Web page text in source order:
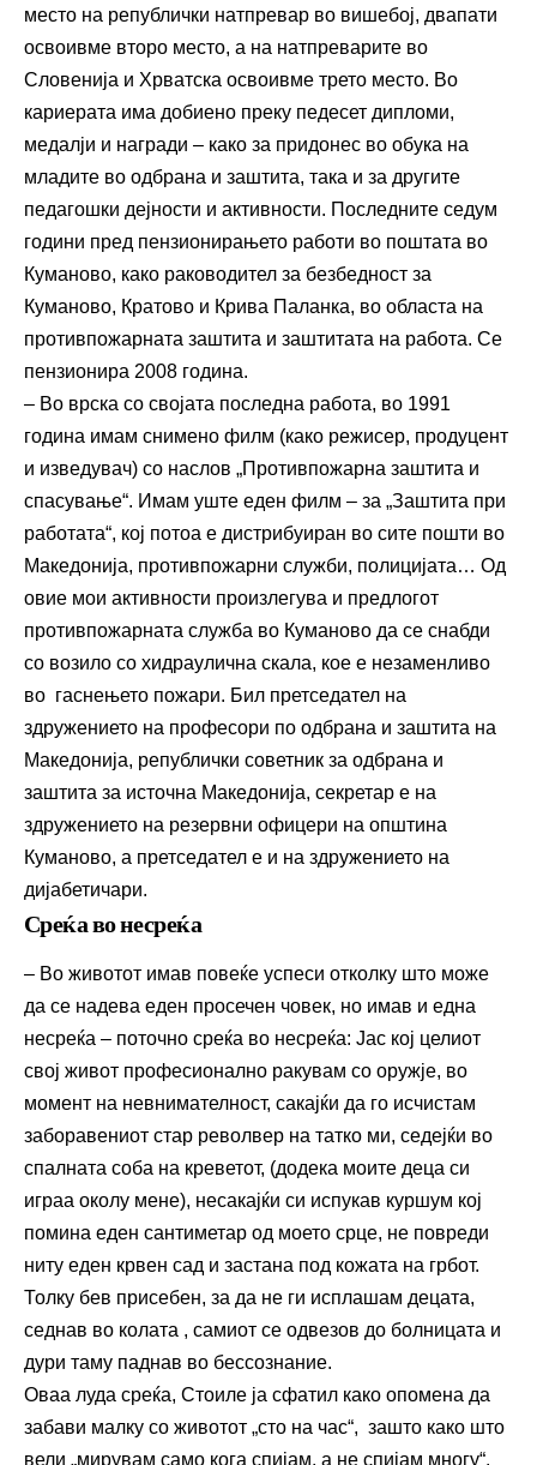
место на републички натпревар во вишебој, двапати
освоивме второ место, а на натпреварите во
Словенија и Хрватска освоивме трето место. Во
кариерата има добиено преку педесет дипломи,
медалји и награди – како за придонес во обука на
младите во одбрана и заштита, така и за другите
педагошки дејности и активности. Последните седум
години пред пензионирањето работи во поштата во
Куманово, како раководител за безбедност за
Куманово, Кратово и Крива Паланка, во областа на
противпожарната заштита и заштитата на работа. Се
пензионира 2008 година.
– Во врска со својата последна работа, во 1991
година имам снимено филм (како режисер, продуцент
и изведувач) со наслов „Противпожарна заштита и
спасување“. Имам уште еден филм – за „Заштита при
работата“, кој потоа е дистрибуиран во сите пошти во
Македонија, противпожарни служби, полицијата… Од
овие мои активности произлегува и предлогот
противпожарната служба во Куманово да се снабди
со возило со хидраулична скала, кое е незаменливо
во гаснењето пожари. Бил претседател на
здружението на професори по одбрана и заштита на
Македонија, републички советник за одбрана и
заштита за источна Македонија, секретар е на
здружението на резервни офицери на општина
Куманово, а претседател е и на здружението на
дијабетичари.
Среќа во несреќа
– Во животот имав повеќе успеси отколку што може
да се надева еден просечен човек, но имав и една
несреќа – поточно среќа во несреќа: Јас кој целиот
свој живот професионално ракувам со оружје, во
момент на невнимателност, сакајќи да го исчистам
заборавениот стар револвер на татко ми, седејќи во
спалната соба на креветот, (додека моите деца си
играа околу мене), несакајќи си испукав куршум кој
помина еден сантиметар од моето срце, не повреди
ниту еден крвен сад и застана под кожата на грбот.
Толку бев присебен, за да не ги исплашам децата,
седнав во колата , самиот се одвезов до болницата и
дури таму паднав во бессознание.
Оваа луда среќа, Стоиле ја сфатил како опомена да
забави малку со животот „сто на час“, зашто како што
вели „мирувам само кога спијам, а не спијам многу“.